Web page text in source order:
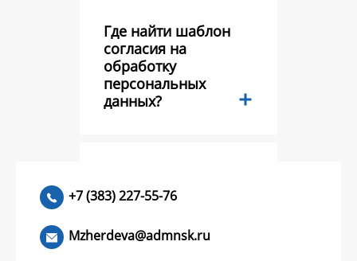
Где найти шаблон
согласия на
обработку
персональных
данных?
+7 (383) 227-55-76
Mzherdeva@admnsk.ru